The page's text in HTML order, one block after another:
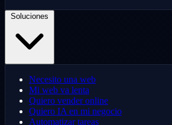
Necesito una web
Mi web va lenta
Quiero vender online
Quiero IA en mi negocio
Automatizar tareas